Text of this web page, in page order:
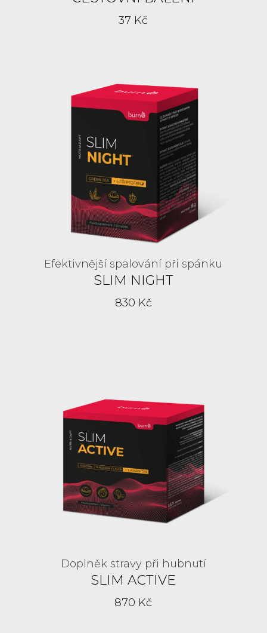
37 Kč
Efektivnější spalování při spánku
SLIM NIGHT
830 Kč
Doplněk stravy při hubnutí
SLIM ACTIVE
870 Kč